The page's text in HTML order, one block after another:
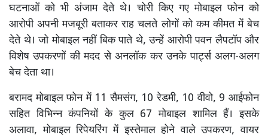
घटनाओं को भी अंजाम देते थे। चोरी किए गए मोबाइल फोन को
आरोपी अपनी मजबूरी बताकर राह चलते लोगों को कम कीमत में बेच
देते थे। जो मोबाइल नहीं बिक पाते थे, उन्हें आरोपी पवन लैपटॉप और
विशेष उपकरणों की मदद से अनलॉक कर उनके पार्ट्स अलग-अलग
बेच देता था।
बरामद मोबाइल फोन में 11 सैमसंग, 10 रेडमी, 10 वीवो, 9 आईफोन
सहित विभिन्न कंपनियों के कुल 67 मोबाइल शामिल हैं। इसके
अलावा, मोबाइल रिपेयरिंग में इस्तेमाल होने वाले उपकरण, वायर